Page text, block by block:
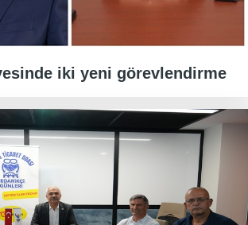
iki yeni görevlendirme